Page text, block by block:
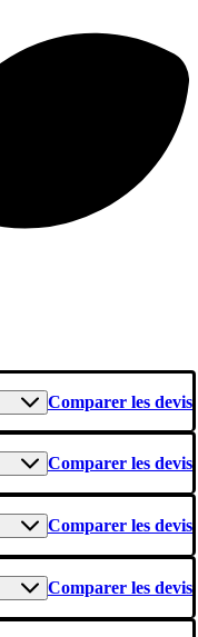
Comparer les devis
Comparer les devis
Comparer les devis
Comparer les devis